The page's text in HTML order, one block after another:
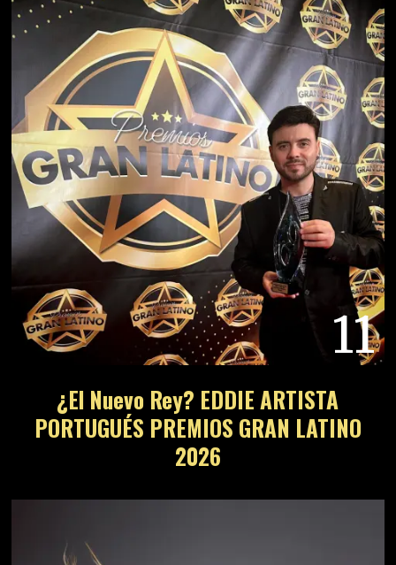
11
¿El Nuevo Rey? EDDIE ARTISTA
PORTUGUÉS PREMIOS GRAN LATINO
2026